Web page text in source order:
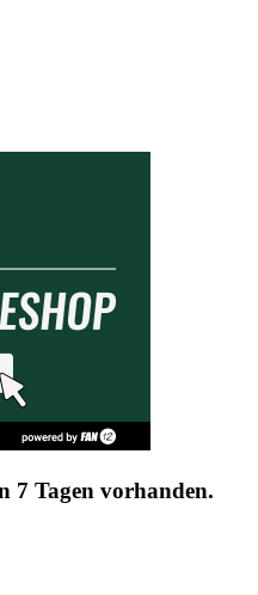
7 Tagen vorhanden.